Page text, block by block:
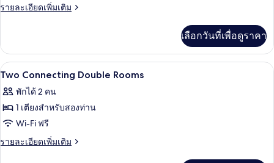
พี
บเบิล
หรือ
ทวิน
รายละเอียดเพิ่มเติม
ราย
เกี่ยว
กับ
ห้อง
พี
เรียดั
หรือ
ทวิ
น
เลือกวันที่เพื่อดูราคา
เปิด
ภาพถ่าย
ทั้งหมด
ของ
Two
เครื่องนอนระดับพรีเมียม, มินิบาร์, ตู้นิ
5
Two Connecting Double Rooms
พักได้ 2 คน
1 เตียงสำหรับสองท่าน
Wi-Fi ฟรี
รายละเอียดเพิ่มเติม
ราย